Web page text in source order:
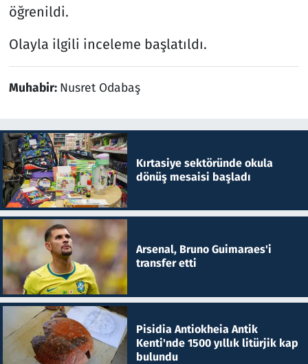
öğrenildi.
Olayla ilgili inceleme başlatıldı.
Muhabir: Nusret Odabaş
Kırtasiye sektöründe okula
dönüş mesaisi başladı
Arsenal, Bruno Guimaraes'i
transfer etti
Pisidia Antiokheia Antik
Kenti'nde 1500 yıllık litürjik kap
bulundu